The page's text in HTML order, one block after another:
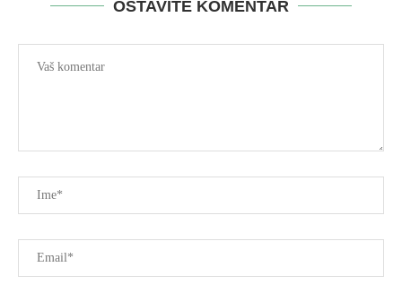
OSTAVITE KOMENTAR